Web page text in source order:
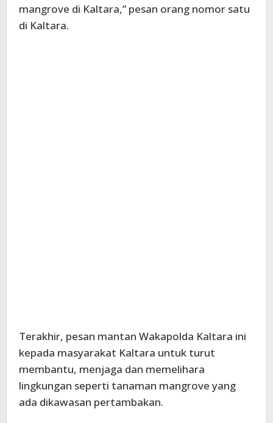
mangrove di Kaltara,” pesan orang nomor satu
di Kaltara.
Terakhir, pesan mantan Wakapolda Kaltara ini
kepada masyarakat Kaltara untuk turut
membantu, menjaga dan memelihara
lingkungan seperti tanaman mangrove yang
ada dikawasan pertambakan.